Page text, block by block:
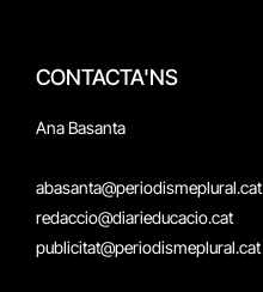
CONTACTA'NS
Ana Basanta
abasanta@periodismeplural.cat
redaccio@diarieducacio.cat
publicitat@periodismeplural.cat